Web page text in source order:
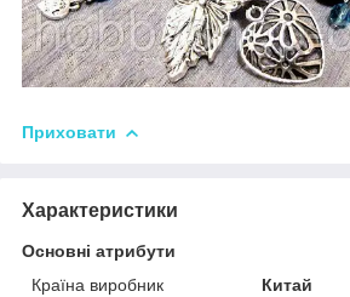
Приховати
Характеристики
Основні атрибути
Країна виробник
Китай